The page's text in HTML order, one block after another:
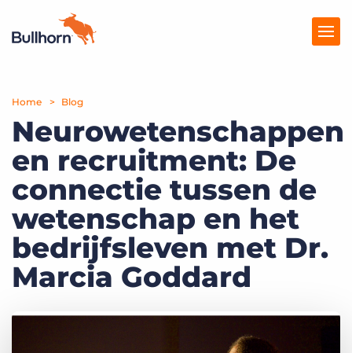
Producten
Prijzen
Kennisbank
Marketplace
Over Ons
Home Blog
Neurowetenschappen
en recruitment: De
connectie tussen de
wetenschap en het
bedrijfsleven met Dr.
Marcia Goddard